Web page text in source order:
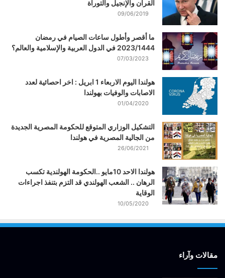
القرآن والإنجيل والتوراة
09/06/2019
ما أقصر وأطول ساعات الصيام في رمضان
2023/1444 في الدول العربية والإسلامية والعالم؟
07/03/2023
هولندا اليوم الاربعاء 1 ابريل : اخر احصائية لعدد
الاصابات والوفيات بهولندا
01/04/2020
التشكيل الوزاري المتوقع للحكومة المصرية الجديدة
من الجالية المصرية في هولندا
26/06/2021
هولندا الاحد 10مايو ..الحكومة الهولندية تكسب
الرهان .. الشعب الهولندي قد التزم بتنفذ اجراءات
الوقاية
10/05/2020
مقالات وآراء